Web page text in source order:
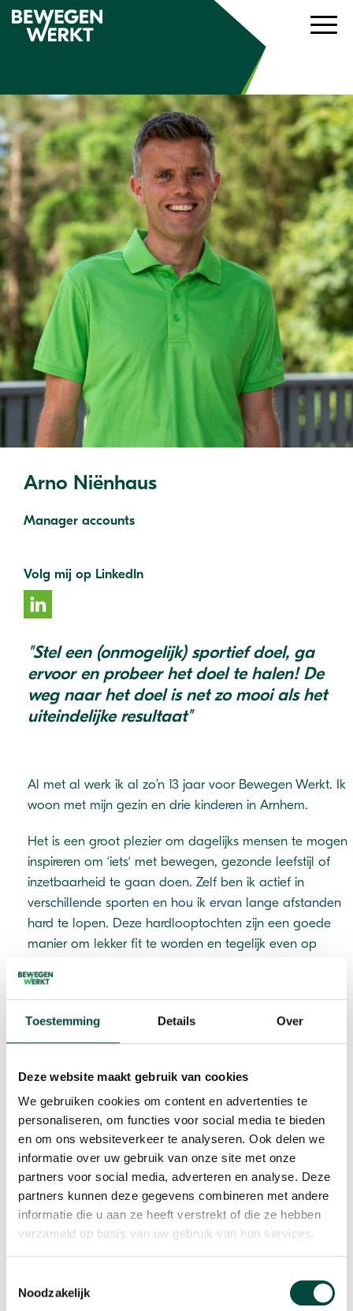
Toestemming Details Over
Deze website maakt gebruik van cookies
We gebruiken cookies om content en advertenties te
personaliseren, om functies voor social media te bieden
en om ons websiteverkeer te analyseren. Ook delen we
informatie over uw gebruik van onze site met onze
partners voor social media, adverteren en analyse. Deze
partners kunnen deze gegevens combineren met andere
informatie die u aan ze heeft verstrekt of die ze hebben
verzameld op basis van uw gebruik van hun services.
Noodzakelijk
Arno Niënhaus
Manager accounts
Volg mij op LinkedIn
"Stel een (onmogelijk) sportief doel, ga
ervoor en probeer het doel te halen! De
weg naar het doel is net zo mooi als het
uiteindelijke resultaat"
Al met al werk ik al zo’n 13 jaar voor Bewegen Werkt. Ik
woon met mijn gezin en drie kinderen in Arnhem.
Het is een groot plezier om dagelijks mensen te mogen
inspireren om ‘iets‘ met bewegen, gezonde leefstijl of
inzetbaarheid te gaan doen. Zelf ben ik actief in
verschillende sporten en hou ik ervan lange afstanden
hard te lopen. Deze hardlooptochten zijn een goede
manier om lekker fit te worden en tegelijk even op
natuur: bos en polder zijn favoriet.
Ik gun iedereen de voordelen van het ‘fit’ zijn. Je kan
namelijk ook ongestraft lekkere dingen eten en drinken
Verder vind ik het belangrijk te blijven leren. Bij
Bewegen Werkt krijg ik zelf die kansen en bij onze
werkgevers stimuleren we dat door niet alleen op
vitaliteit en gezondheid in te zetten, maar ook op het
blijven leren en ontwikkelen.
Mijnfavoriete vitaliteitsmomentje? De
training geven en tegelijk zie ik dan 8